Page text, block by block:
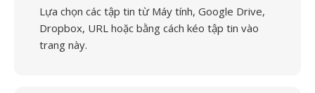
Lựa chọn các tập tin từ Máy tính, Google Drive,
Dropbox, URL hoặc bằng cách kéo tập tin vào
trang này.